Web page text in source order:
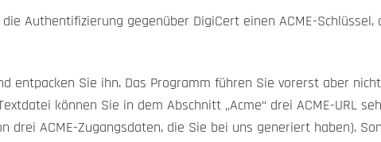
Authentifizierung gegenüber DigiCert einen ACME-Schlüssel,
entpacken Sie ihn. Das Programm führen Sie vorerst aber
können Sie in dem Abschnitt „Acme“ drei ACME-URL
drei ACME-Zugangsdaten, die Sie bei uns generiert haben).